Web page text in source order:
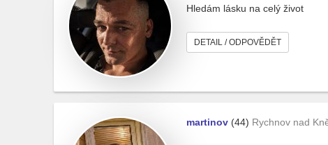
Hledám lásku na celý život
DETAIL / ODPOVĚDĚT
martinov (44) Rychnov nad